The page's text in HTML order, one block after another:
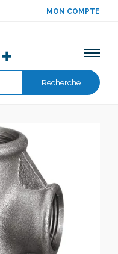
MON COMPTE
Recherche